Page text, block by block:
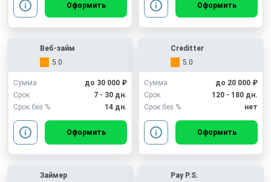
Оформить Оформить
Веб-займ
5.0
Сумма
до 30 000 ₽
Срок
7 - 30 дн.
Срок без %
14 дн.
Оформить
Creditter
5.0
Сумма
до 20 000 ₽
Срок
120 - 180 дн.
Срок без %
нет
Оформить
Займер
Pay P.S.